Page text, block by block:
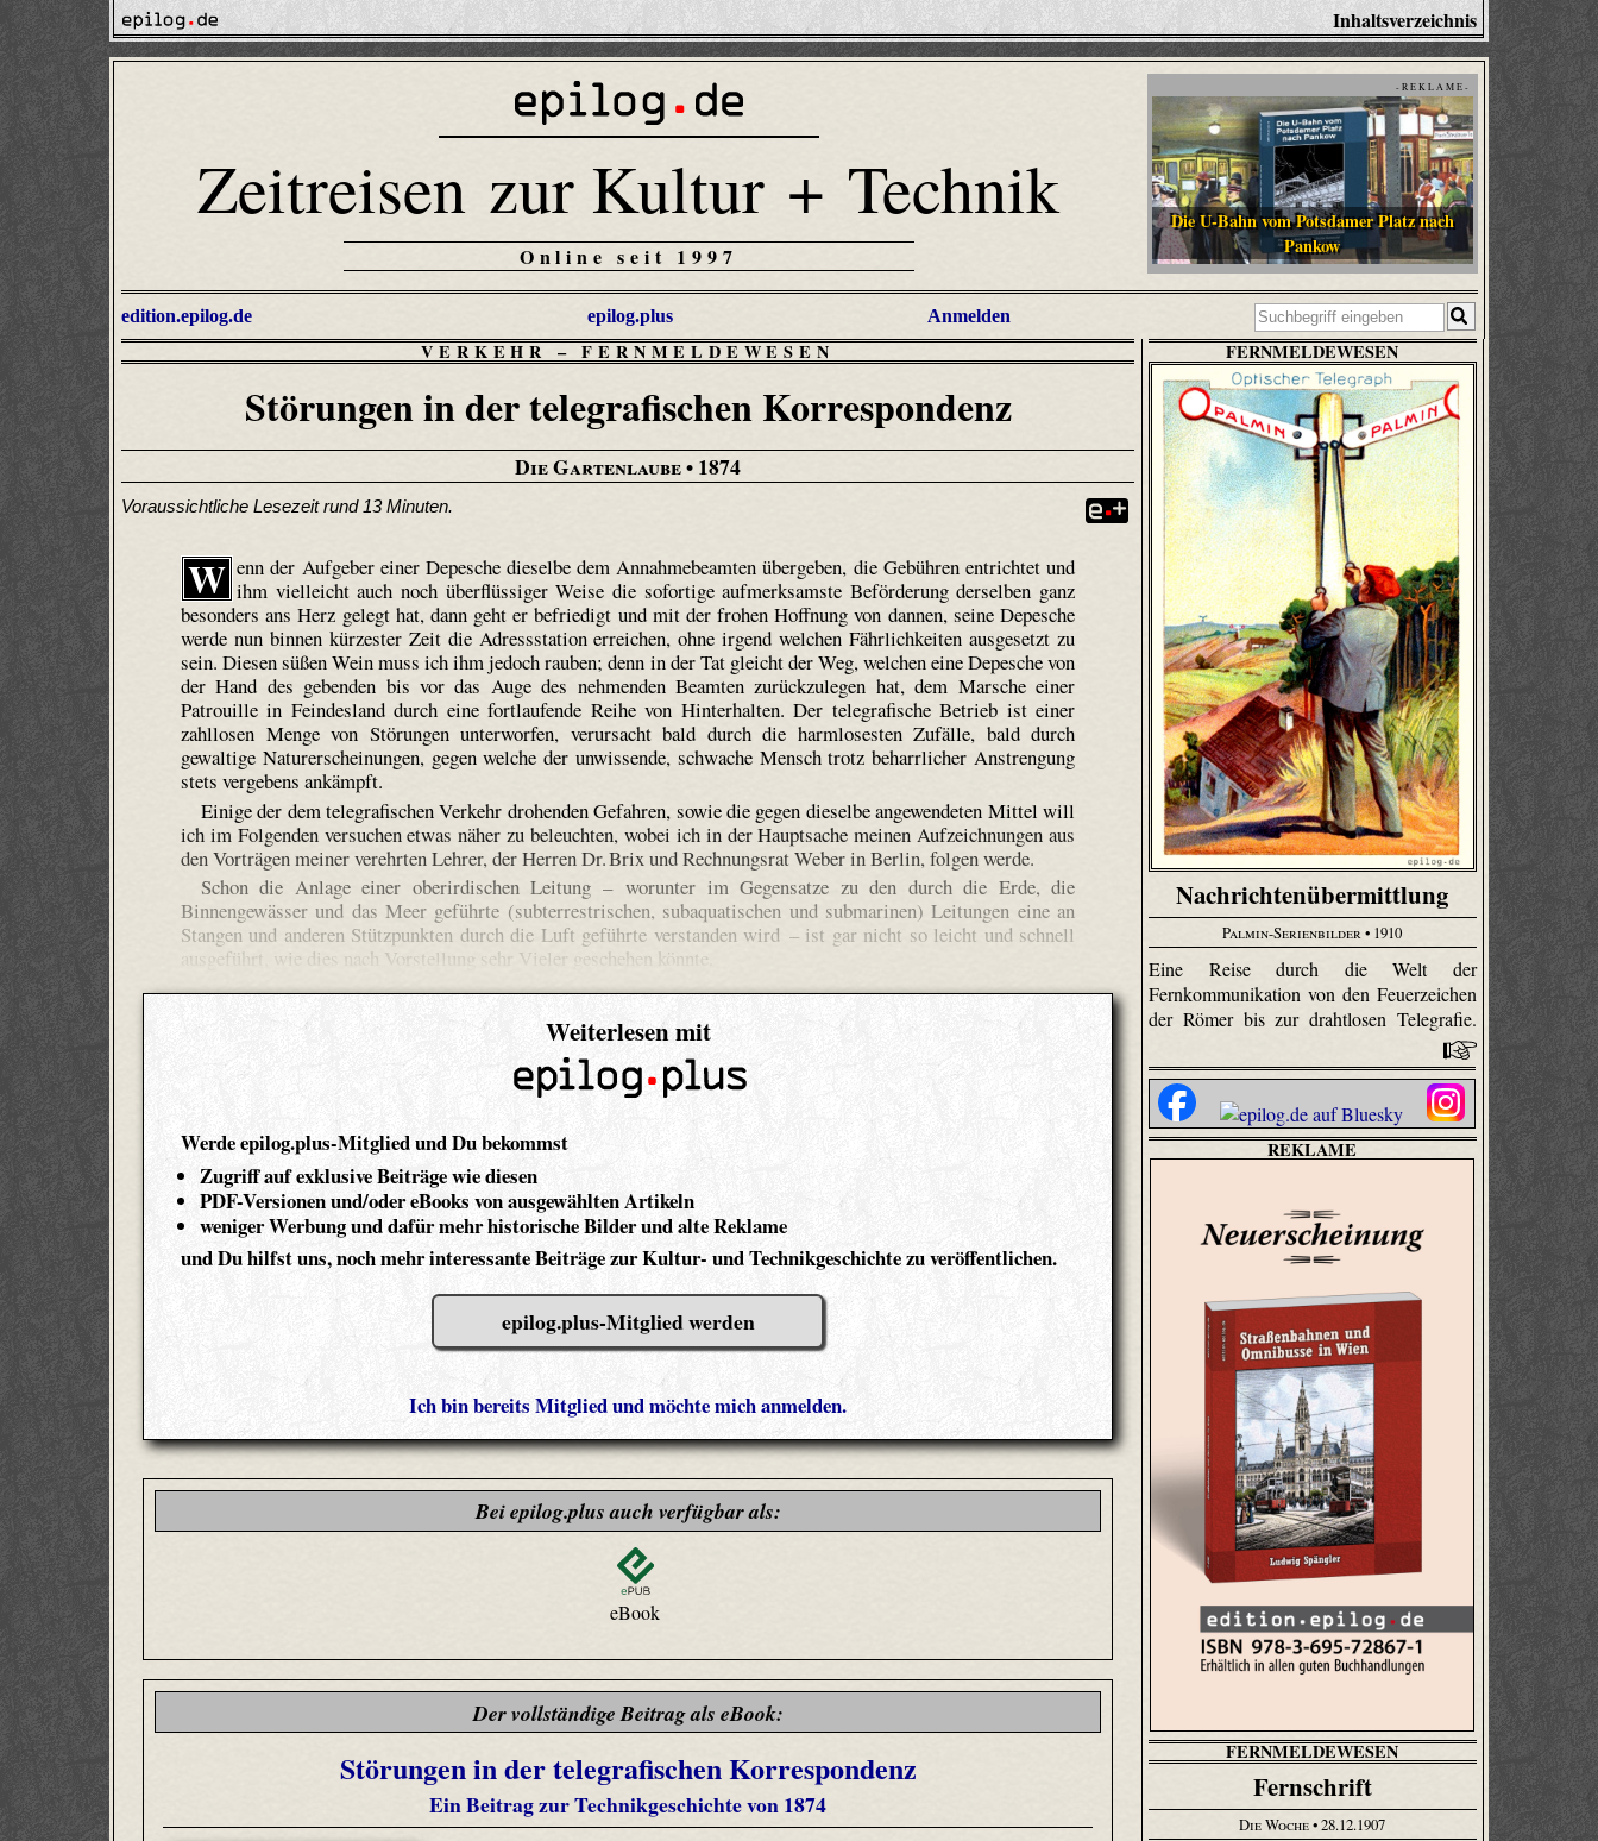
Inhaltsverzeichnis
Zeitreisen zur Kultur + Technik
Online seit 1997
- R E K L A M E -
Die U-Bahn vom Potsdamer Platz nach
Pankow
edition.epilog.de epilog.plus Anmelden
VERKEHR–FERNMELDEWESEN
Störungen in der telegrafischen Korrespondenz
Die Gartenlaube• 1874
Voraussichtliche Lesezeit rund 13 Minuten.
W enn der Aufgeber einer Depesche dieselbe dem Annahmebeamten übergeben, die Gebühren entrichtet und
ihm vielleicht auch noch überflüssiger Weise die sofortige aufmerksamste Beförderung derselben ganz
besonders ans Herz gelegt hat, dann geht er befriedigt und mit der frohen Hoffnung von dannen, seine Depesche
werde nun binnen kürzester Zeit die Adressstation erreichen, ohne irgend welchen Fährlichkeiten ausgesetzt zu
sein. Diesen süßen Wein muss ich ihm jedoch rauben; denn in der Tat gleicht der Weg, welchen eine Depesche von
der Hand des gebenden bis vor das Auge des nehmenden Beamten zurückzulegen hat, dem Marsche einer
Patrouille in Feindesland durch eine fortlaufende Reihe von Hinterhalten. Der telegrafische Betrieb ist einer
zahllosen Menge von Störungen unterworfen, verursacht bald durch die harmlosesten Zufälle, bald durch
gewaltige Naturerscheinungen, gegen welche der unwissende, schwache Mensch trotz beharrlicher Anstrengung
stets vergebens ankämpft.
Einige der dem telegrafischen Verkehr drohenden Gefahren, sowie die gegen dieselbe angewendeten Mittel will
ich im Folgenden versuchen etwas näher zu beleuchten, wobei ich in der Hauptsache meinen Aufzeichnungen aus
den Vorträgen meiner verehrten Lehrer, der Herren Dr. Brix und Rechnungsrat Weber in Berlin, folgen werde.
Schon die Anlage einer oberirdischen Leitung – worunter im Gegensatze zu den durch die Erde, die
Binnengewässer und das Meer geführte (subterrestrischen, subaquatischen und submarinen) Leitungen eine an
Stangen und anderen Stützpunkten durch die Luft geführte verstanden wird – ist gar nicht so leicht und schnell
ausgeführt, wie dies nach Vorstellung sehr Vieler geschehen könnte.
Weiterlesen mit
Werde epilog.plus-Mitglied und Du bekommst
Zugriff auf exklusive Beiträge wie diesen
PDF-Versionen und/oder eBooks von ausgewählten Artikeln
weniger Werbung und dafür mehr historische Bilder und alte Reklame
und Du hilfst uns, noch mehr interessante Beiträge zur Kultur- und Technikgeschichte zu veröffentlichen.
epilog.plus-Mitglied werden
Ich bin bereits Mitglied und möchte mich anmelden.
Bei epilog.plus auch verfügbar als:
eBook
Der vollständige Beitrag als eBook:
Störungen in der telegrafischen Korrespondenz
Ein Beitrag zur Technikgeschichte von 1874
FERNMELDEWESEN
Nachrichtenübermittlung
Palmin-Serienbilder• 1910
Eine Reise durch die Welt der
Fernkommunikation von den Feuerzeichen
der Römer bis zur drahtlosen Telegrafie.
REKLAME
FERNMELDEWESEN
Fernschrift
Die Woche• 28.12.1907